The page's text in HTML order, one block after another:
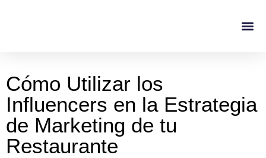
Cómo Utilizar los
Influencers en la Estrategia
de Marketing de tu
Restaurante